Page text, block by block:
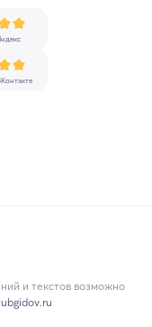
и текстов возможно